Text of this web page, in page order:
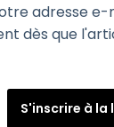
adresse e-
dès que
S'inscrire à